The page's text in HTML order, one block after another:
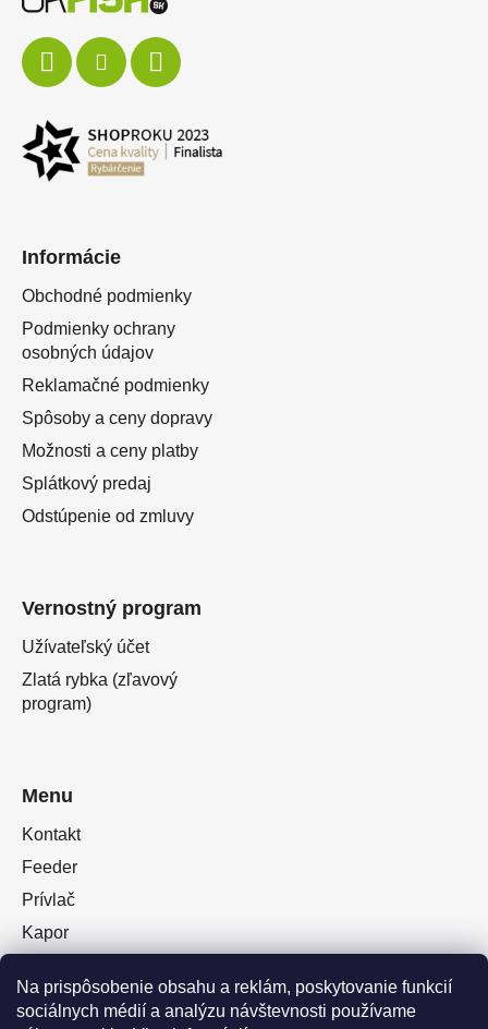
Na prispôsobenie obsahu a reklám, poskytovanie funkcií
sociálnych médií a analýzu návštevnosti používame
Informácie
Obchodné podmienky
Podmienky ochrany
osobných údajov
Reklamačné podmienky
Spôsoby a ceny dopravy
Možnosti a ceny platby
Splátkový predaj
Odstúpenie od zmluvy
Vernostný program
Užívateľský účet
Zlatá rybka (zľavový
program)
Menu
Kontakt
Feeder
Prívlač
Kapor
Plávaná